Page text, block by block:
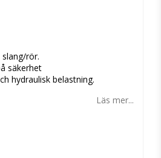
slang/rör.
säkerhet
hydraulisk belastning.
Läs mer...